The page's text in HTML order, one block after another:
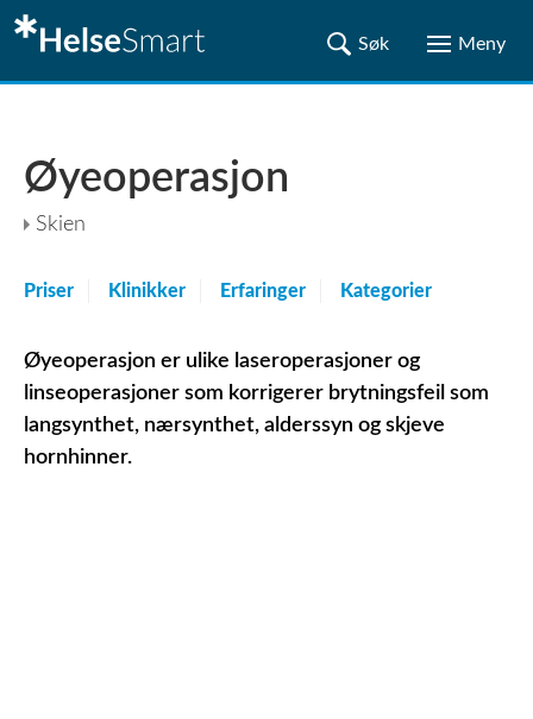
Øyeoperasjon
Skien
Priser Klinikker Erfaringer Kategorier
Øyeoperasjon er ulike laseroperasjoner og
linseoperasjoner som korrigerer brytningsfeil som
langsynthet, nærsynthet, alderssyn og skjeve
hornhinner.